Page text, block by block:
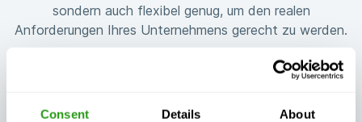
Consent Details About
sondern auch flexibel genug, um den realen
Anforderungen Ihres Unternehmens gerecht zu werden.